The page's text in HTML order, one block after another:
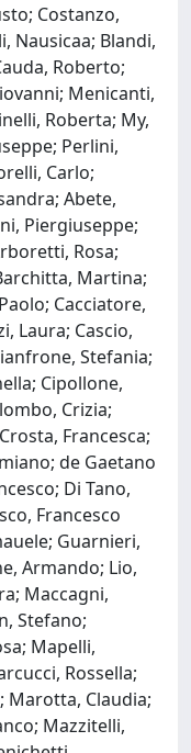
Costanzo,
Nausicaa; Blandi,
Roberto;
Menicanti,
Roberta; My,
Perlini,
Carlo;
Abete,
Piergiuseppe;
Rosa;
Martina;
Cacciatore,
Laura; Cascio,
Stefania;
Cipollone,
Crizia;
Francesca;
de Gaetano
Di Tano,
Francesco
Guarnieri,
Armando; Lio,
Maccagni,
Stefano;
Mapelli,
Rossella;
Marotta, Claudia;
Mazzitelli,